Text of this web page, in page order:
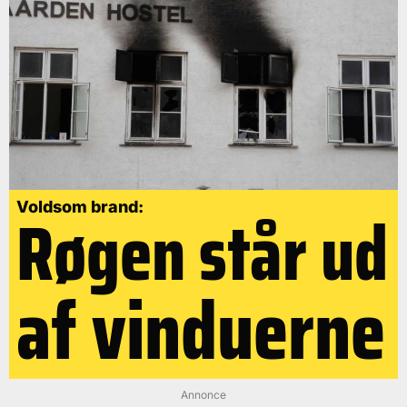
Voldsom brand:
Røgen står ud
af vinduerne
Annonce